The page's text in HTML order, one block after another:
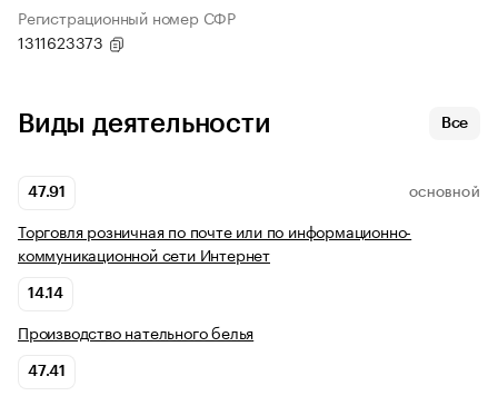
Регистрационный номер СФР
1311623373
Виды деятельности Все
47.91 ОСНОВНОЙ
Торговля розничная по почте или по информационно-
коммуникационной сети Интернет
14.14
Производство нательного белья
47.41